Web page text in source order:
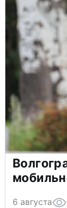
6 августа